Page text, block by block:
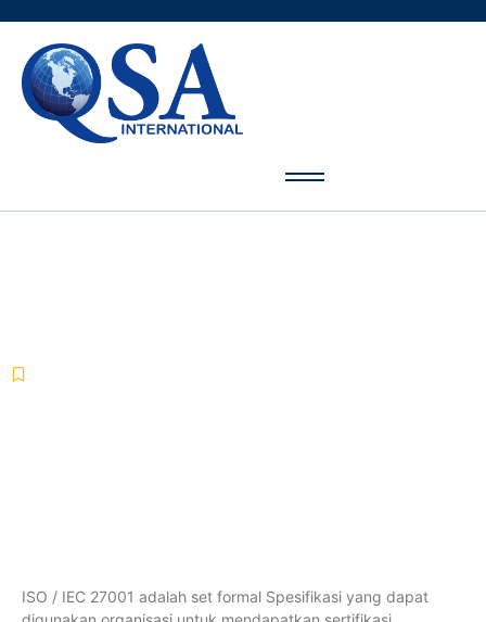
ISO / IEC 27001 adalah set formal Spesifikasi yang dapat